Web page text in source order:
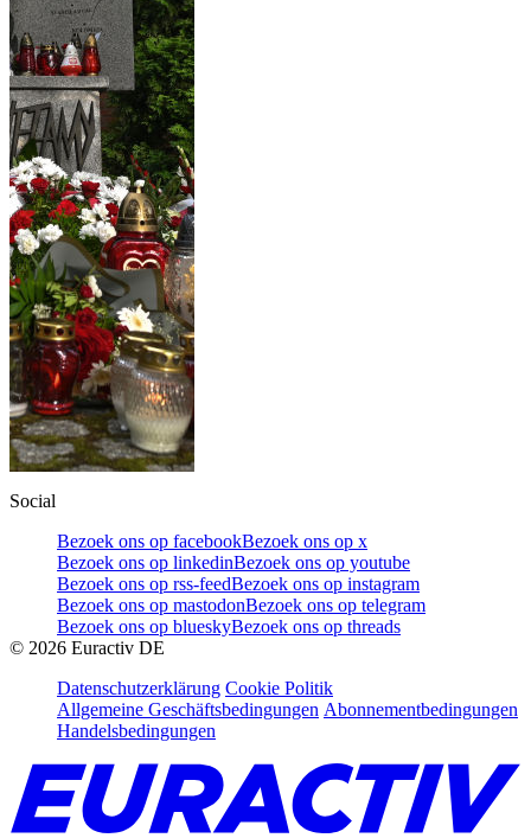
Social
Bezoek ons op facebookBezoek ons op x
Bezoek ons op linkedinBezoek ons op youtube
Bezoek ons op rss-feedBezoek ons op instagram
Bezoek ons op mastodonBezoek ons op telegram
Bezoek ons op blueskyBezoek ons op threads
© 2026 Euractiv DE
Datenschutzerklärung Cookie Politik
Allgemeine Geschäftsbedingungen Abonnementbedingungen
Handelsbedingungen